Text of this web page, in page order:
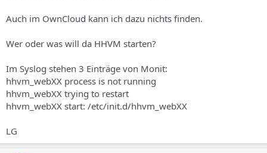
Auch im OwnCloud kann ich dazu nichts finden.
Wer oder was will da HHVM starten?
Im Syslog stehen 3 Einträge von Monit:
hhvm_webXX process is not running
hhvm_webXX trying to restart
hhvm_webXX start: /etc/init.d/hhvm_webXX
LG